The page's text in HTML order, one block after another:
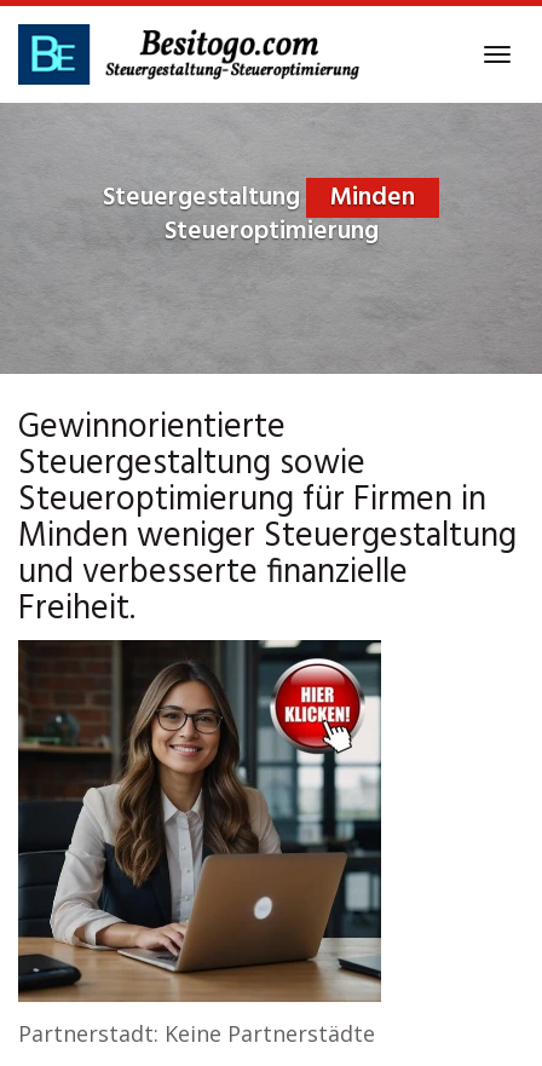
Skip
main
Steuergestaltung
Minden
Steueroptimierung
Gewinnorientierte
Steuergestaltung sowie
Steueroptimierung für Firmen in
Minden weniger Steuergestaltung
und verbesserte finanzielle
Freiheit.
Partnerstadt: Keine Partnerstädte